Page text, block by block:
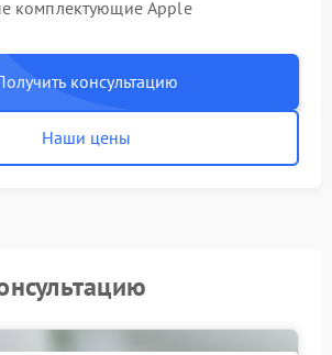
комплектующие Apple
консультацию
Наши цены